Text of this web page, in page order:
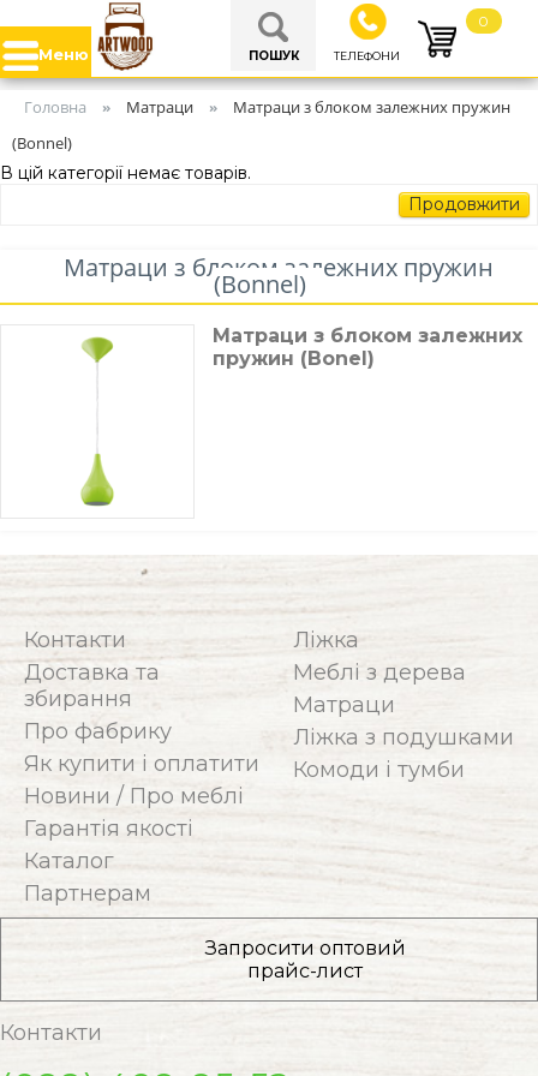
Меню ПОШУК ТЕЛЕФОНИ
0
Головна » Матраци »
Матраци з блоком залежних пружин
(Bonnel)
В цій категорії немає товарів.
Продовжити
Матраци з блоком залежних пружин
(Bonnel)
Матраци з блоком залежних
пружин (Bonel)
Контакти
Доставка та
збирання
Про фабрику
Як купити і оплатити
Новини / Про меблі
Гарантія якості
Каталог
Партнерам
Ліжка
Меблі з дерева
Матраци
Ліжка з подушками
Комоди і тумби
Запросити оптовий
прайс-лист
Контакти